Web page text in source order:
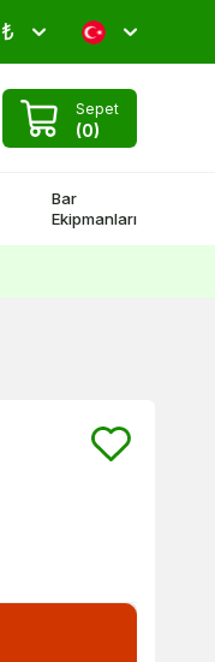
₺
Sepet
(0)
Bar
Ekipmanları